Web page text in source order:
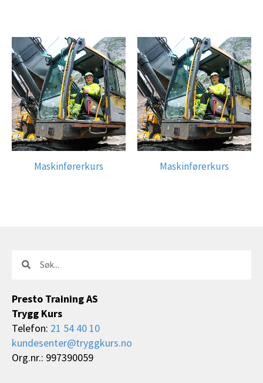
Maskinførerkurs Maskinførerkurs
Søk
Presto Training AS
Trygg Kurs
Telefon: 21 54 40 10
kundesenter@tryggkurs.no
Org.nr.: 997390059